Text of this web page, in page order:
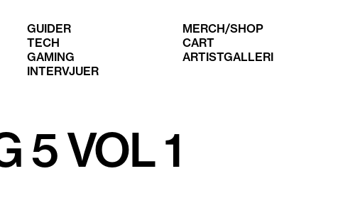
GUIDER
TECH
GAMING
INTERVJUER
MERCH/SHOP
CART
ARTISTGALLERI
5 VOL 1